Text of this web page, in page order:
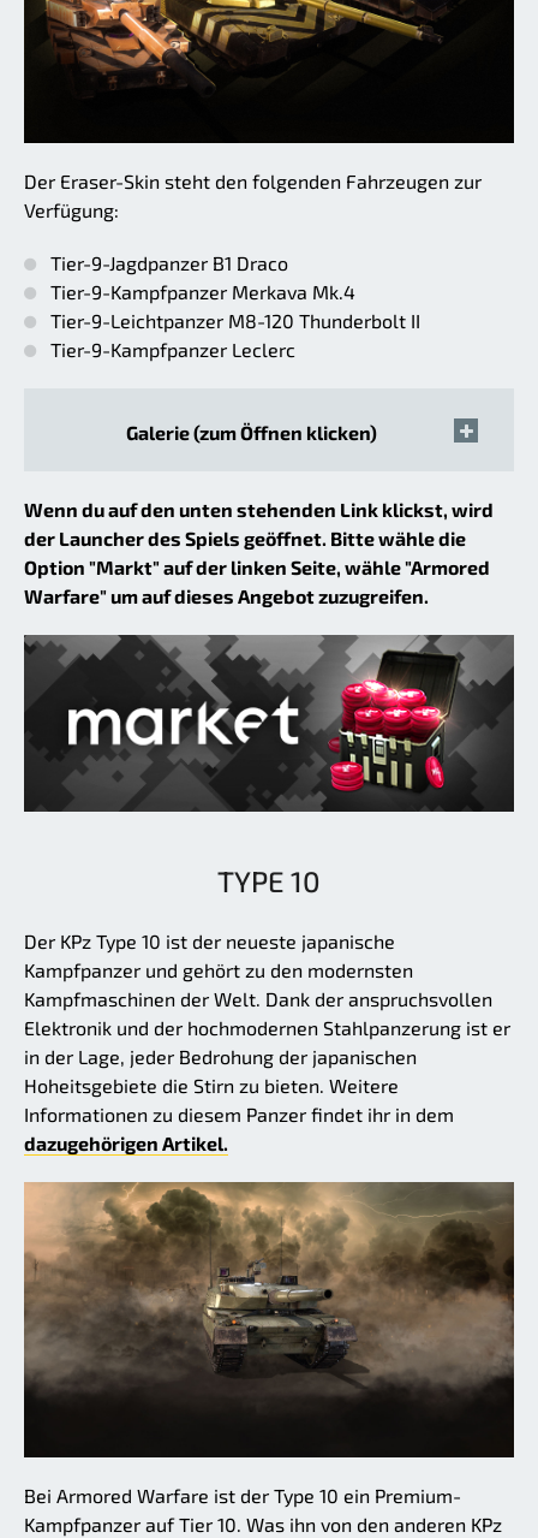
Der Eraser-Skin steht den folgenden Fahrzeugen zur
Verfügung:
Tier-9-Jagdpanzer B1 Draco
Tier-9-Kampfpanzer Merkava Mk.4
Tier-9-Leichtpanzer M8-120 Thunderbolt II
Tier-9-Kampfpanzer Leclerc
Galerie (zum Öffnen klicken)
Wenn du auf den unten stehenden Link klickst, wird
der Launcher des Spiels geöffnet. Bitte wähle die
Option "Markt" auf der linken Seite, wähle "Armored
Warfare" um auf dieses Angebot zuzugreifen.
TYPE 10
Der KPz Type 10 ist der neueste japanische
Kampfpanzer und gehört zu den modernsten
Kampfmaschinen der Welt. Dank der anspruchsvollen
Elektronik und der hochmodernen Stahlpanzerung ist er
in der Lage, jeder Bedrohung der japanischen
Hoheitsgebiete die Stirn zu bieten. Weitere
Informationen zu diesem Panzer findet ihr in dem
dazugehörigen Artikel.
Bei Armored Warfare ist der Type 10 ein Premium-
Kampfpanzer auf Tier 10. Was ihn von den anderen KPz